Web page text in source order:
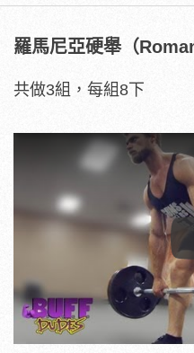
羅馬尼亞硬舉（
共做3組，每組8下